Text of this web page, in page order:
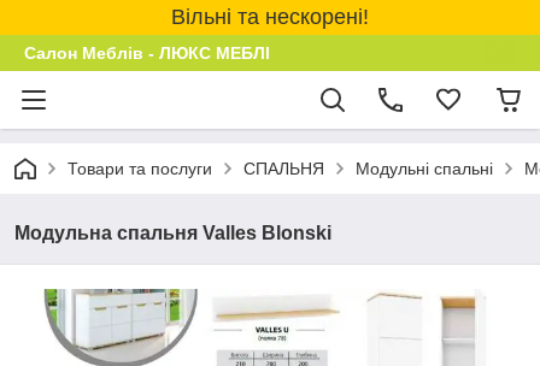
Вільні та нескорені!
Салон Меблів - ЛЮКС МЕБЛІ
Товари та послуги СПАЛЬНЯ Модульні спальні
Модульна спальня Valles Blonski